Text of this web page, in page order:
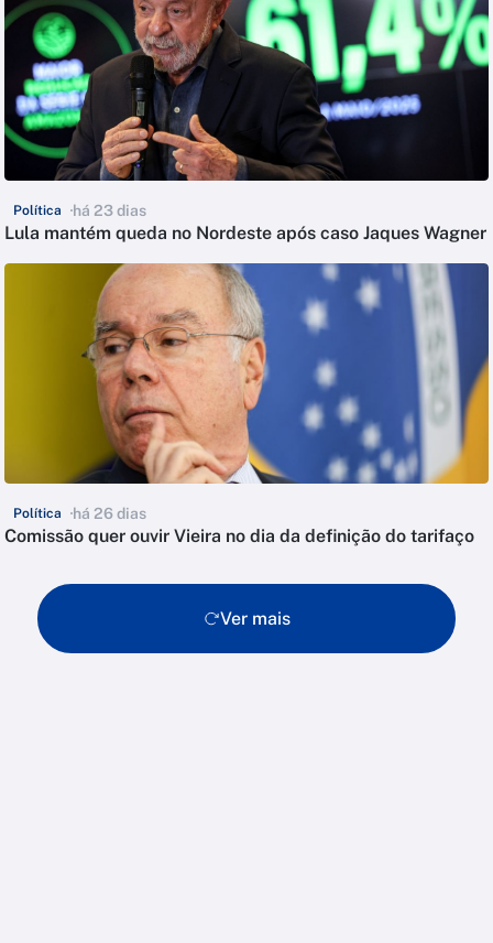
Política há 23 dias
Lula mantém queda no Nordeste após caso Jaques Wagner
Política há 26 dias
Comissão quer ouvir Vieira no dia da definição do tarifaço
Ver mais